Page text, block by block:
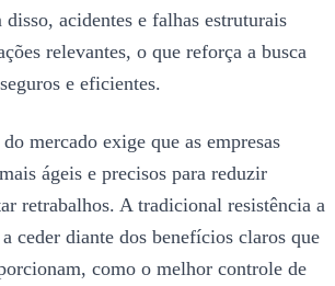
acidentes e falhas estruturais
relevantes, o que reforça a busca
e eficientes.
mercado exige que as empresas
ágeis e precisos para reduzir
retrabalhos. A tradicional resistência a
ceder diante dos benefícios claros que
como o melhor controle de